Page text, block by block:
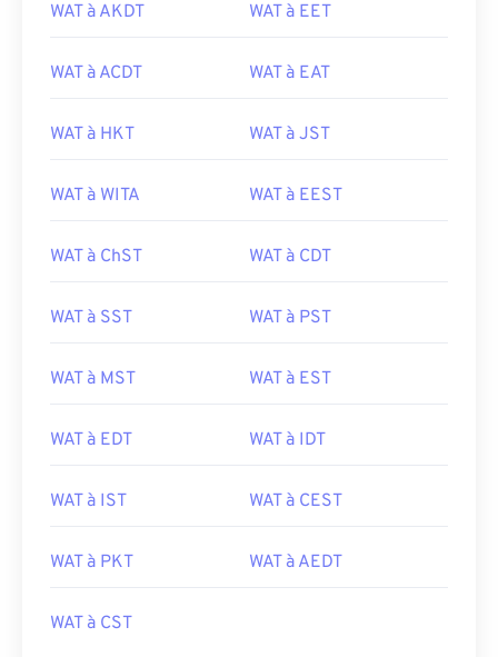
WAT à AKDT WAT à EET
WAT à ACDT WAT à EAT
WAT à HKT WAT à JST
WAT à WITA WAT à EEST
WAT à ChST WAT à CDT
WAT à SST WAT à PST
WAT à MST WAT à EST
WAT à EDT WAT à IDT
WAT à IST WAT à CEST
WAT à PKT WAT à AEDT
WAT à CST